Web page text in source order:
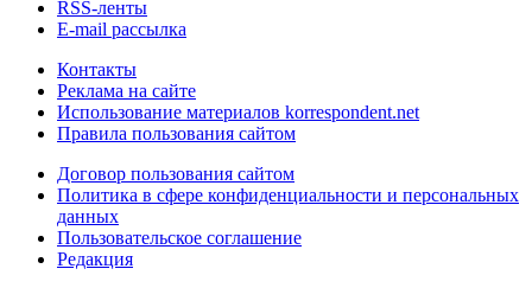
RSS-ленты
E-mail рассылка
Контакты
Реклама на сайте
Использование материалов korrespondent.net
Правила пользования сайтом
Договор пользования сайтом
Политика в сфере конфиденциальности и персональных
данных
Пользовательское соглашение
Редакция